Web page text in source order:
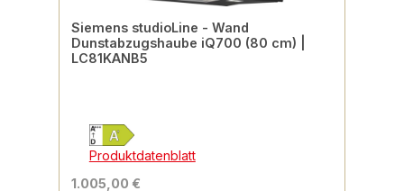
Siemens studioLine - Wand
Dunstabzugshaube iQ700 (80 cm) |
LC81KANB5
Produktdatenblatt
1.005,00 €